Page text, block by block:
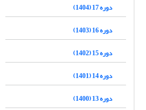
دوره 17 (1404)
دوره 16 (1403)
دوره 15 (1402)
دوره 14 (1401)
دوره 13 (1400)